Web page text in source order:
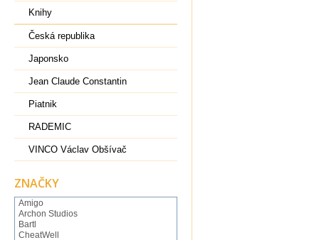
Knihy
Česká republika
Japonsko
Jean Claude Constantin
Piatnik
RADEMIC
VINCO Václav Obšívač
ZNAČKY
Amigo
Archon Studios
Bartl
CheatWell